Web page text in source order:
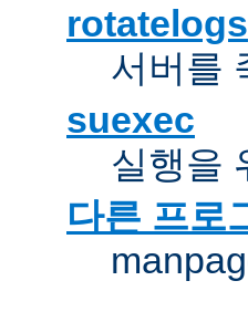
rotatelogs
서버를
suexec
실행을
다른 프로